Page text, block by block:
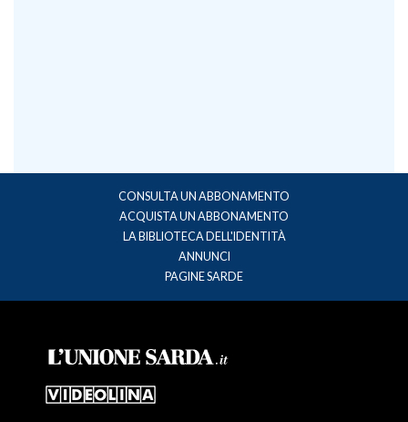
CONSULTA UN ABBONAMENTO
ACQUISTA UN ABBONAMENTO
LA BIBLIOTECA DELL'IDENTITÀ
ANNUNCI
PAGINE SARDE